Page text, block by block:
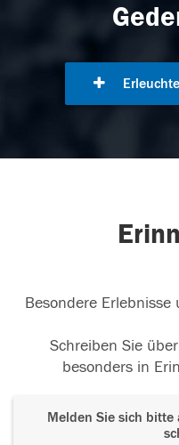
Besondere
Schreiben Sie
besonders in
Melden Sie sich